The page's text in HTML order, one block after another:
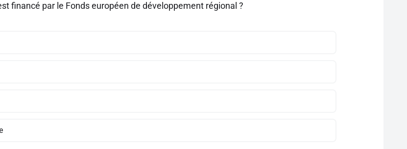
financé par le Fonds européen de développement régional ?